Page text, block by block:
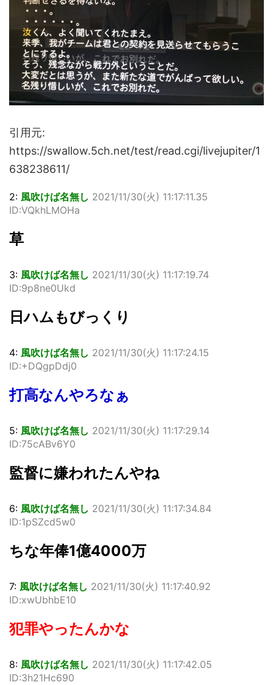
引用元:
https://swallow.5ch.net/test/read.cgi/livejupiter/1
638238611/
2: 風吹けば名無し 2021/11/30(火) 11:17:11.35
ID:VQkhLMOHa
草
3: 風吹けば名無し 2021/11/30(火) 11:17:19.74
ID:9p8ne0Ukd
日ハムもびっくり
4: 風吹けば名無し 2021/11/30(火) 11:17:24.15
ID:+DQgpDdj0
打高なんやろなぁ
5: 風吹けば名無し 2021/11/30(火) 11:17:29.14
ID:75cABv6Y0
監督に嫌われたんやね
6: 風吹けば名無し 2021/11/30(火) 11:17:34.84
ID:1pSZcd5w0
ちな年俸1億4000万
7: 風吹けば名無し 2021/11/30(火) 11:17:40.92
ID:xwUbhbE10
犯罪やったんかな
8: 風吹けば名無し 2021/11/30(火) 11:17:42.05
ID:3h21Hc690